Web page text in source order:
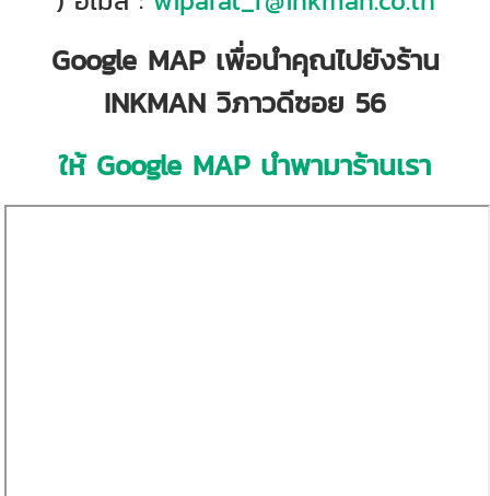
Google MAP เพื่อนำคุณไปยังร้าน
INKMAN วิภาวดีซอย 56
ให้ Google MAP นำพามาร้านเรา